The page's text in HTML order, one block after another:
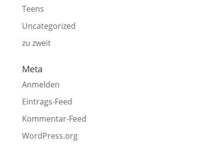
Teens
Uncategorized
zu zweit
Meta
Anmelden
Eintrags-Feed
Kommentar-Feed
WordPress.org